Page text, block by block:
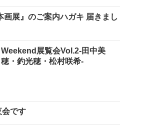
画展』のご案内ハガキ 届きまし
Weekend展覧会Vol.2-田中美
穂・釣光穂・松村咲希-
会です